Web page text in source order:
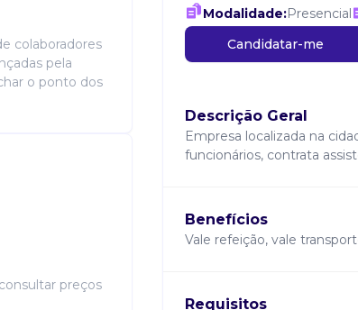
colaboradores
pela
o ponto dos
preços
Modalidade:Presencial
Candidatar-me
Descrição Geral
Empresa localizada na
funcionários, contrata
Benefícios
Vale refeição, vale
Requisitos